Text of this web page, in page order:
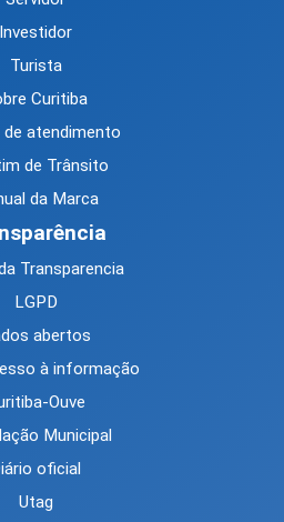
Investidor
Turista
Curitiba
de atendimento
de Trânsito
da Marca
Transparencia
LGPD
abertos
à informação
Ouve
Municipal
oficial
Utag